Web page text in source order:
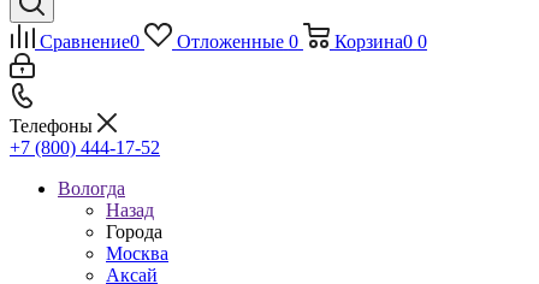
Сравнение0 Отложенные 0 Корзина0 0
Телефоны
+7 (800) 444-17-52
Вологда
Назад
Города
Москва
Аксай